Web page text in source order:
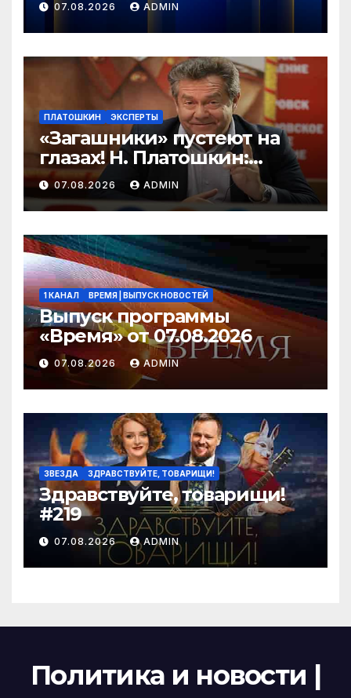
07.08.2026 ADMIN
ПЛАТОШКИН ЭКСПЕРТЫ
«Загашники» пустеют на
глазах! Н. Платошкин:
посмотрите, что власть
скрывает за красивыми
отчётами!
07.08.2026 ADMIN
1 КАНАЛ ВРЕМЯ | ВЫПУСК НОВОСТЕЙ
Выпуск программы
«Время» от 07.08.2026
07.08.2026 ADMIN
ЗВЕЗДА ЗДРАВСТВУЙТЕ, ТОВАРИЩИ!
Здравствуйте, товарищи!
#219
07.08.2026 ADMIN
Политика и новости |